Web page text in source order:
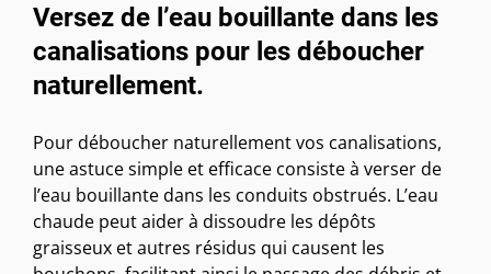
Versez de l’eau bouillante dans les
canalisations pour les déboucher
naturellement.
Pour déboucher naturellement vos canalisations,
une astuce simple et efficace consiste à verser de
l’eau bouillante dans les conduits obstrués. L’eau
chaude peut aider à dissoudre les dépôts
graisseux et autres résidus qui causent les